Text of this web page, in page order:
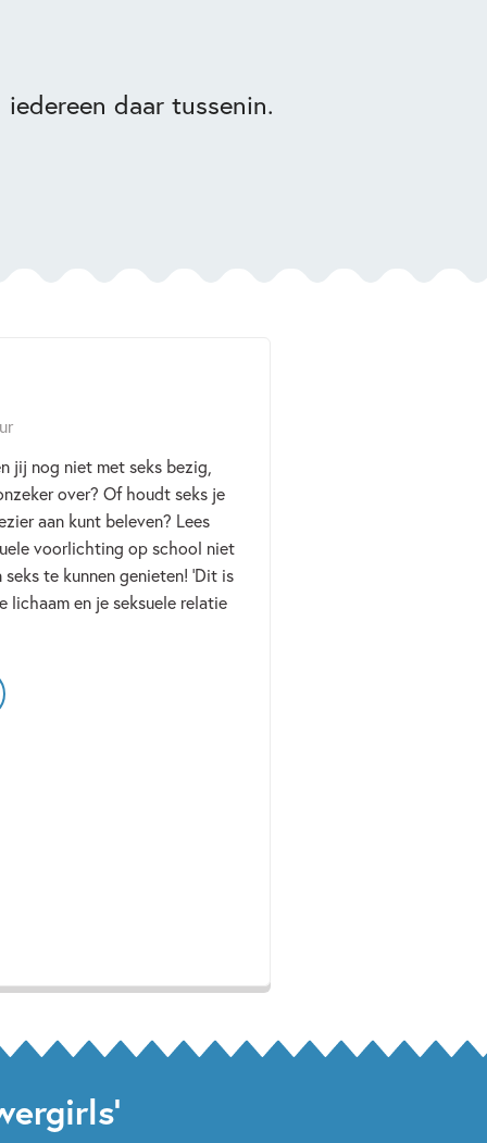
daar tussenin.
jij nog niet met seks bezig,
over? Of houdt seks je
aan kunt beleven? Lees
voorlichting op school niet
te kunnen genieten! ‘Dit is
lichaam en je seksuele relatie